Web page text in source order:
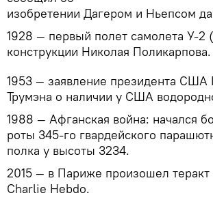
изобретении Дагером и Ньепсом
1928 — первый полет самолета У-2
конструкции Николая Поликарпова.
1953 — заявление президента США
Трумэна о наличии у США
1988 — Афганская война: начался
роты 345-го гвардейского
полка у высоты 3234.
2015 — в Париже произошел теракт
Charlie Hebdo.